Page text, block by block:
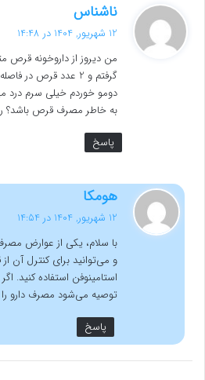
ناشناس
ف
:
12 شهریور, 1404 در 14:48
من دیروز از داروخونه قرص
دومو خوردم خیلی سرم درد
به خاطر مصرف قرص باشد؟
پاسخ
هومکا
ت
:
12 شهریور, 1404 در 14:54
با سلام، یکی از عوارض
و می‌توانید برای کنترل
استامینوفن استفاده کنید.
توصیه می‌شود مصرف دارو را
پاسخ